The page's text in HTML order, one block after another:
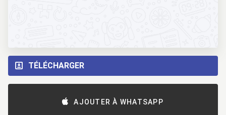
TÉLÉCHARGER
AJOUTER À WHATSAPP